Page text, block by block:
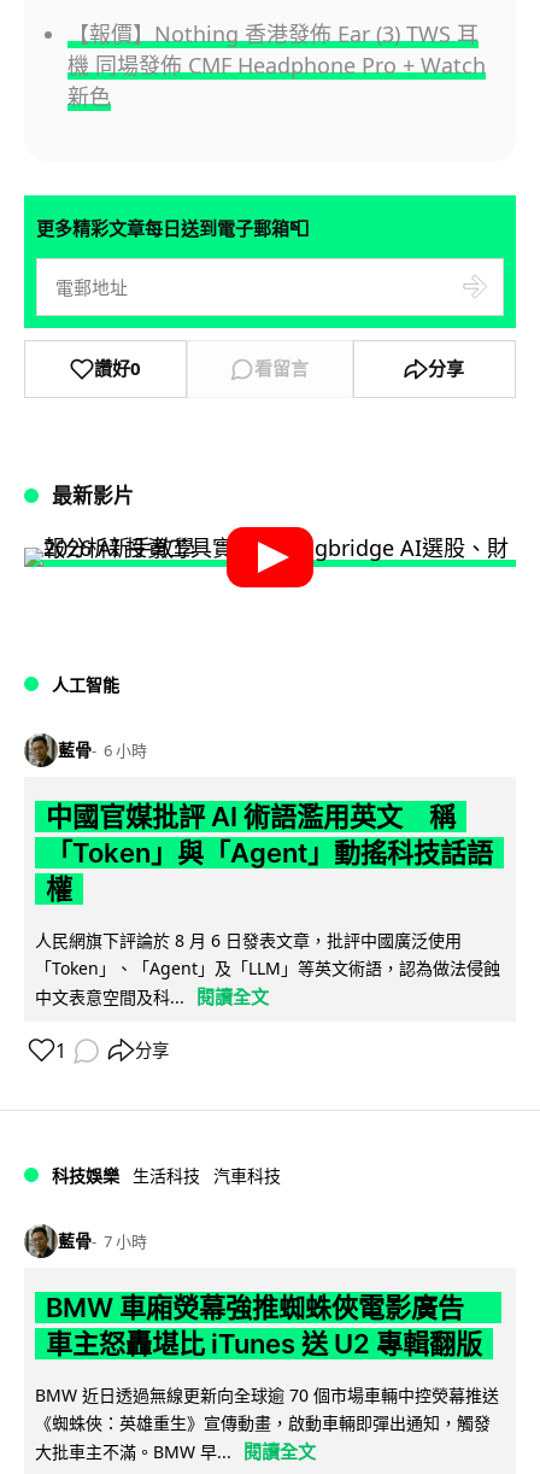
【報價】Nothing 香港發佈 Ear (3) TWS 耳
機 同場發佈 CMF Headphone Pro + Watch
新色
更多精彩文章每日送到電子郵箱📮
讚好0 看留言 分享
最新影片
人工智能
藍骨 6 小時
中國官媒批評 AI 術語濫用英文 稱
「Token」與「Agent」動搖科技話語
權
人民網旗下評論於 8 月 6 日發表文章，批評中國廣泛使用
「Token」、「Agent」及「LLM」等英文術語，認為做法侵蝕
中文表意空間及科...
閱讀全文
1 分享
科技娛樂 生活科技 汽車科技
藍骨 7 小時
BMW 車廂熒幕強推蜘蛛俠電影廣告
車主怒轟堪比 iTunes 送 U2 專輯翻版
BMW 近日透過無線更新向全球逾 70 個市場車輛中控熒幕推送
《蜘蛛俠：英雄重生》宣傳動畫，啟動車輛即彈出通知，觸發
大批車主不滿。BMW 早...
閱讀全文